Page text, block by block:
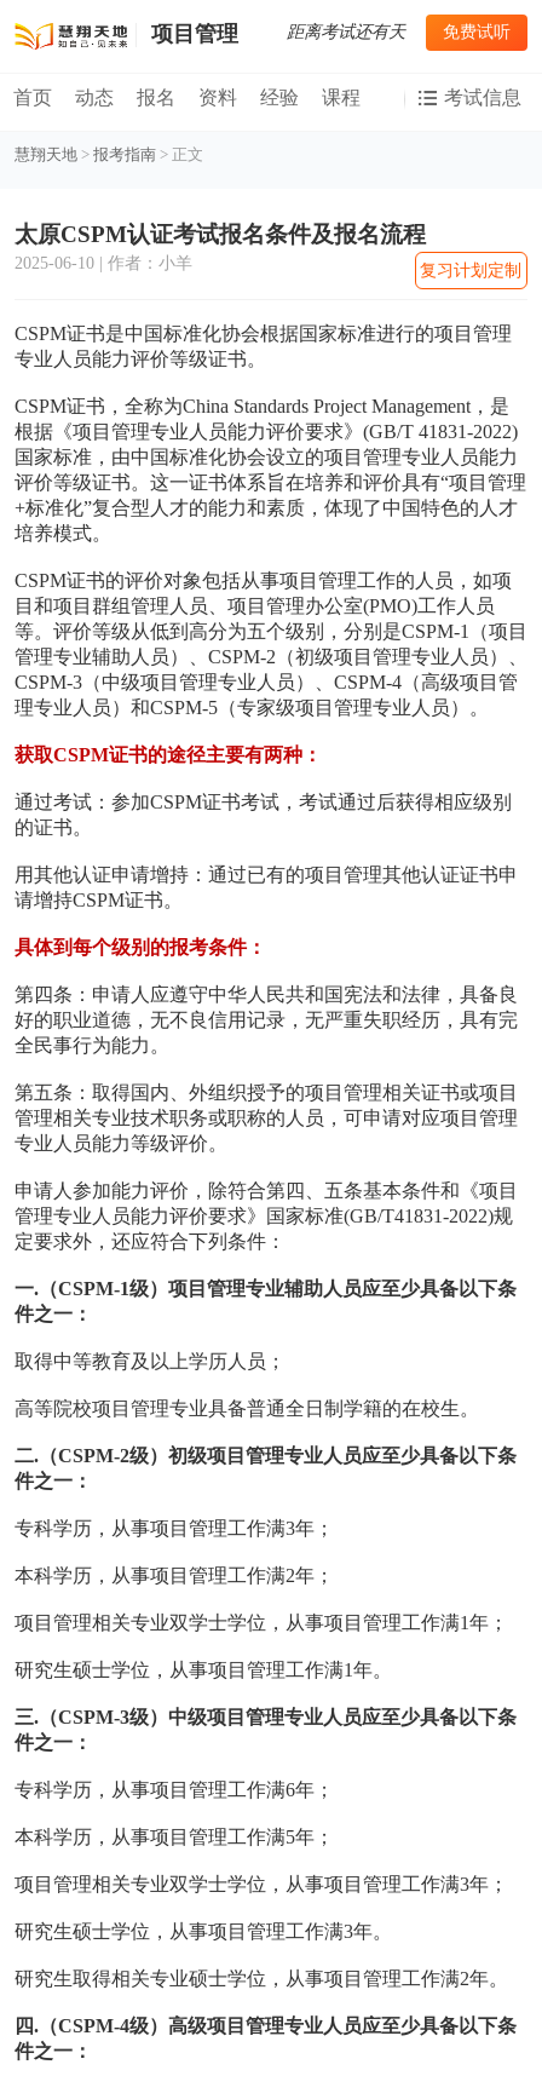
项目管理 免费试听
距离考试还有天
首页 动态 报名 资料 经验 课程 考试信息
慧翔天地> 报考指南> 正文
太原CSPM认证考试报名条件及报名流程
2025-06-10 | 作者：小羊 复习计划定制
CSPM证书是中国标准化协会根据国家标准进行的项目管理
专业人员能力评价等级证书。‌
CSPM证书，全称为China Standards Project Management，是
根据《项目管理专业人员能力评价要求》(GB/T 41831-2022)
国家标准，由中国标准化协会设立的项目管理专业人员能力
评价等级证书。这一证书体系旨在培养和评价具有“项目管理
+标准化”复合型人才的能力和素质，体现了中国特色的人才
培养模式。
CSPM证书的评价对象包括从事项目管理工作的人员，如项
目和项目群组管理人员、项目管理办公室(PMO)工作人员
等。评价等级从低到高分为五个级别，分别是CSPM-1（项目
管理专业辅助人员）、CSPM-2（初级项目管理专业人员）、
CSPM-3（中级项目管理专业人员）、CSPM-4（高级项目管
理专业人员）和CSPM-5（专家级项目管理专业人员）。
获取CSPM证书的途径主要有两种：
通过考试：参加CSPM证书考试，考试通过后获得相应级别
的证书。
用其他认证申请增持：通过已有的项目管理其他认证证书申
请增持CSPM证书。
具体到每个级别的报考条件：
第四条：申请人应遵守中华人民共和国宪法和法律，具备良
好的职业道德，无不良信用记录，无严重失职经历，具有完
全民事行为能力。
第五条：取得国内、外组织授予的项目管理相关证书或项目
管理相关专业技术职务或职称的人员，可申请对应项目管理
专业人员能力等级评价。
申请人参加能力评价，除符合第四、五条基本条件和《项目
管理专业人员能力评价要求》国家标准(GB/T41831-2022)规
定要求外，还应符合下列条件：
一.（CSPM-1级）项目管理专业辅助人员应至少具备以下条
件之一：
取得中等教育及以上学历人员；
高等院校项目管理专业具备普通全日制学籍的在校生。
二.（CSPM-2级）初级项目管理专业人员应至少具备以下条
件之一：
专科学历，从事项目管理工作满3年；
本科学历，从事项目管理工作满2年；
项目管理相关专业双学士学位，从事项目管理工作满1年；
研究生硕士学位，从事项目管理工作满1年。
三.（CSPM-3级）中级项目管理专业人员应至少具备以下条
件之一：
专科学历，从事项目管理工作满6年；
本科学历，从事项目管理工作满5年；
项目管理相关专业双学士学位，从事项目管理工作满3年；
研究生硕士学位，从事项目管理工作满3年。
研究生取得相关专业硕士学位，从事项目管理工作满2年。
四.（CSPM-4级）高级项目管理专业人员应至少具备以下条
件之一：